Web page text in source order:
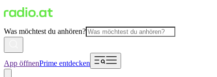
Was möchtest du anhören?
App öffnenPrime entdecken